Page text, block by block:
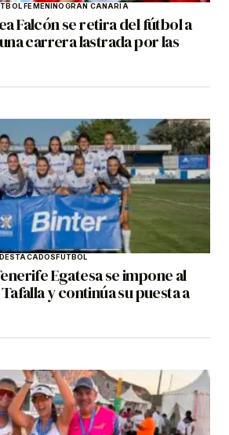
FEMENINOGRAN CANARIA
Falcón se retira del fútbol a
carrera lastrada por las
DESTACADOSFÚTBOL
Egatesa se impone al
y continúa su puesta a